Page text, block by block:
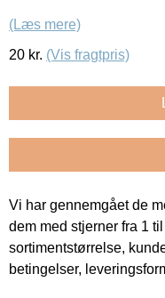
(Læs mere)
20 kr. (Vis fragtpris)
Vi har gennemgået de
dem med stjerner fra 1
sortimentstørrelse,
betingelser,